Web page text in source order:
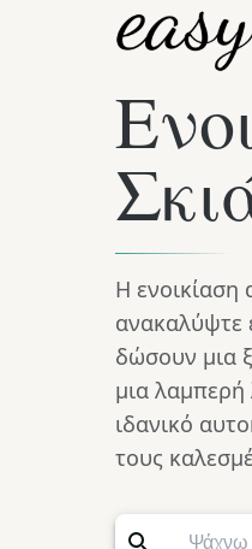
Η ενοικίαση
ανακαλύψτε
δώσουν μια
μια λαμπερή
ιδανικό
τους